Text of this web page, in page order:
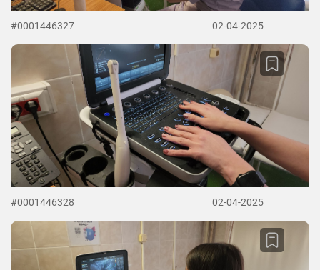
#0001446327 02-04-2025
#0001446328 02-04-2025